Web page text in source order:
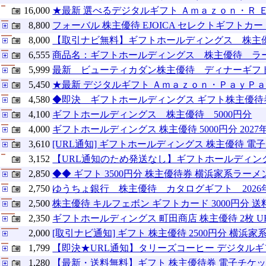
16,000 ★最新 選べるデジタルギフト Ａｍａｚｏｎ・Ｒ
8,800 フォーバル 株主優待 EJOICA セレクトギフトカー
8,000
【取引ナビ無料】ギフトホールディングス 株
6,555 商品名：ギフトホールディングス 株主優待 ラ
5,999 最新 ビューティカダン株主優待 ディナーギ
5,450 ★最新 デジタルギフト Ａｍａｚｏｎ・ＰａｙＰ
4,580 ◆即決 ギフトホールディングス ギフト株主優待
4,100 ギフトホールディングス 株主優待 5000円分
4,000 ギフトホールディングス 株主優待 5000円分 2027
3,610 [URL通知] ギフトホールディングス 株主優待 電
3,152
【URL通知のため発送なし】ギフトホールディ
2,850 ◆◆ ギフト 3500円分 株主優待券 横浜家系ラーメ
2,750 ゆうちょ銀行 株主優待 カタログギフト 2026
2,500 株主優待 キルフェボン ギフトカード 3000円分 送
2,350 ギフトホールディングス 町田商店 株主優待 2枚
2,000 [取引ナビ通知] ギフト 株主優待 2500円分 横浜家
1,799
【即決★URL通知】タリーズコーヒー デジタル
1,280
【最新・送料無料】ギフト 株主優待券 電子